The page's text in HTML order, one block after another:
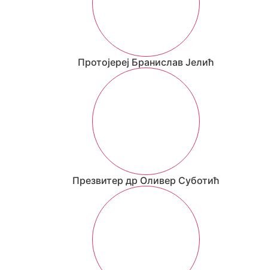
Протојереј Бранислав Јелић
Презвитер др Оливер Суботић